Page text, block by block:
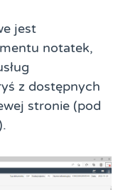
jest
notatek,
z dostępnych
stronie (pod